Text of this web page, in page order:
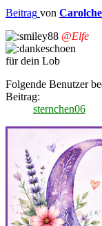
Beitrag von
@Elfe
für dein Lob
Folgende Benutzer
Beitrag:
sternchen06